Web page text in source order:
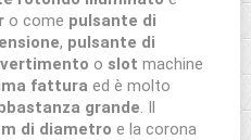
o come pulsante di
, pulsante di
o slot machine
fattura ed è molto
grande. Il
di diametro e la corona